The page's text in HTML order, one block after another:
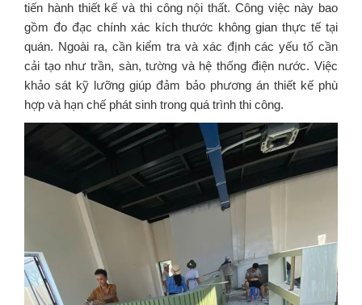
tiến hành thiết kế và thi công nội thất. Công việc này bao
gồm đo đạc chính xác kích thước không gian thực tế tại
quán. Ngoài ra, cần kiểm tra và xác định các yếu tố cần
cải tạo như trần, sàn, tường và hệ thống điện nước. Việc
khảo sát kỹ lưỡng giúp đảm bảo phương án thiết kế phù
hợp và hạn chế phát sinh trong quá trình thi công.